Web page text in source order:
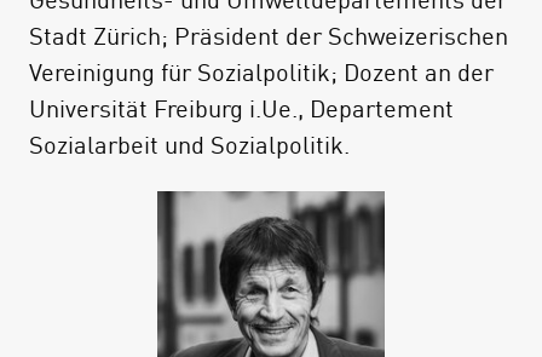
Stadt Zürich; Präsident der Schweizerischen
Vereinigung für Sozialpolitik; Dozent an der
Universität Freiburg i.Ue., Departement
Sozialarbeit und Sozialpolitik.